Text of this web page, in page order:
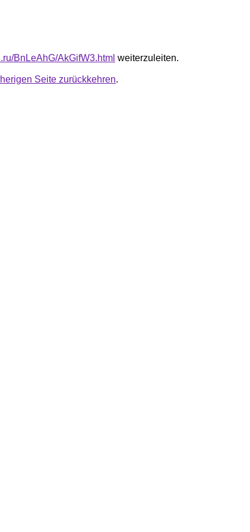
BnLeAhG/AkGifW3.html weiterzuleiten.
Seite zurückkehren.